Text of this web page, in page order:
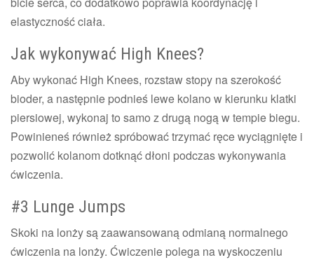
elastyczność ciała.
Jak wykonywać High Knees?
Aby wykonać High Knees, rozstaw stopy na szerokość
bioder, a następnie podnieś lewe kolano w kierunku klatki
piersiowej, wykonaj to samo z drugą nogą w tempie biegu.
Powinieneś również spróbować trzymać ręce wyciągnięte i
pozwolić kolanom dotknąć dłoni podczas wykonywania
ćwiczenia.
#3 Lunge Jumps
Skoki na lonży są zaawansowaną odmianą normalnego
ćwiczenia na lonży. Ćwiczenie polega na wyskoczeniu